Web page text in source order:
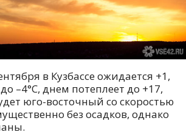
в Кузбассе ожидается +1,
–4°C, днем потеплеет до +17,
юго-восточный со скоростью
без осадков, однако